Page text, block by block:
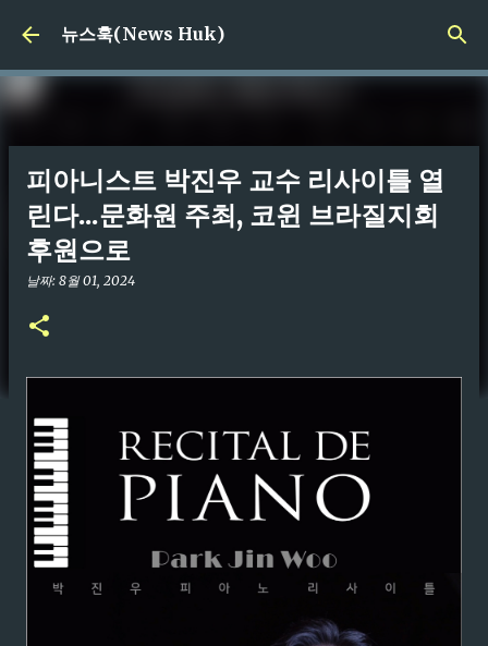
기본 콘텐츠로 건너뛰기
뉴스훅(News Huk)
피아니스트 박진우 교수 리사이틀 열
린다...문화원 주최, 코윈 브라질지회
후원으로
날짜: 8월 01, 2024